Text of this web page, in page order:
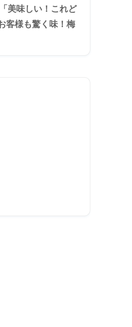
美味しい！これど
客様も驚く味！梅